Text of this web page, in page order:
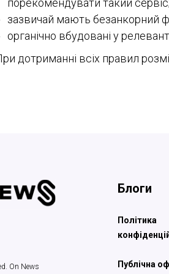
порекомендувати такий сервіс;
зазвичай мають безанкорний
органічно вбудовані у
дотриманні всіх правил
On News
Блоги
Політика
Публічна